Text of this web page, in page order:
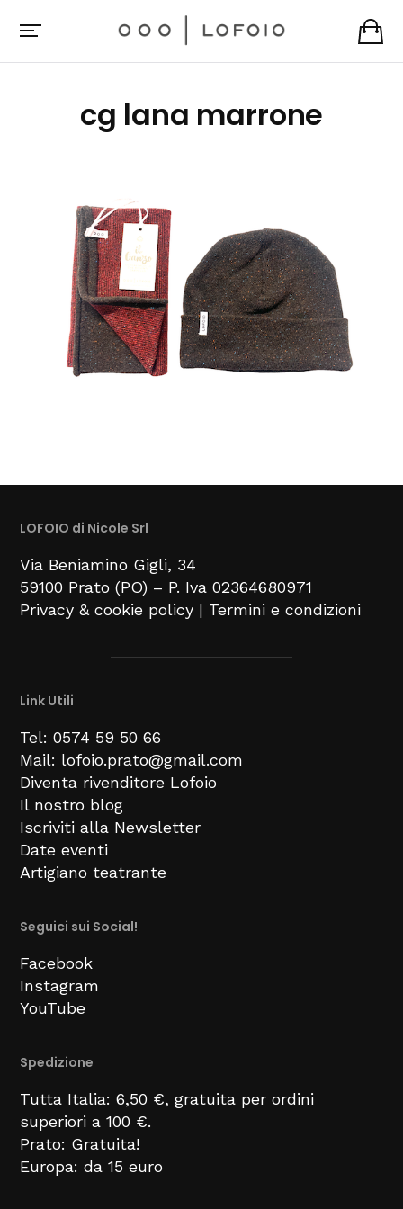
cg lana marrone
LOFOIO di Nicole Srl
Via Beniamino Gigli, 34
59100 Prato (PO) – P. Iva 02364680971
Privacy & cookie policy | Termini e condizioni
Link Utili
Tel: 0574 59 50 66
Mail: lofoio.prato@gmail.com
Diventa rivenditore Lofoio
Il nostro blog
Iscriviti alla Newsletter
Date eventi
Artigiano teatrante
Seguici sui Social!
Facebook
Instagram
YouTube
Spedizione
Tutta Italia: 6,50 €, gratuita per ordini
superiori a 100 €.
Prato: Gratuita!
Europa: da 15 euro